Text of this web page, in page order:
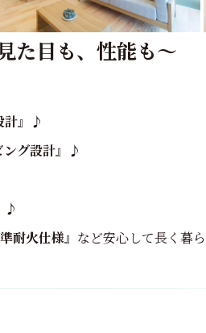
た目も、性能も～
』 ♪
グ設計』 ♪
♪
耐火仕様』 など安心して長く暮